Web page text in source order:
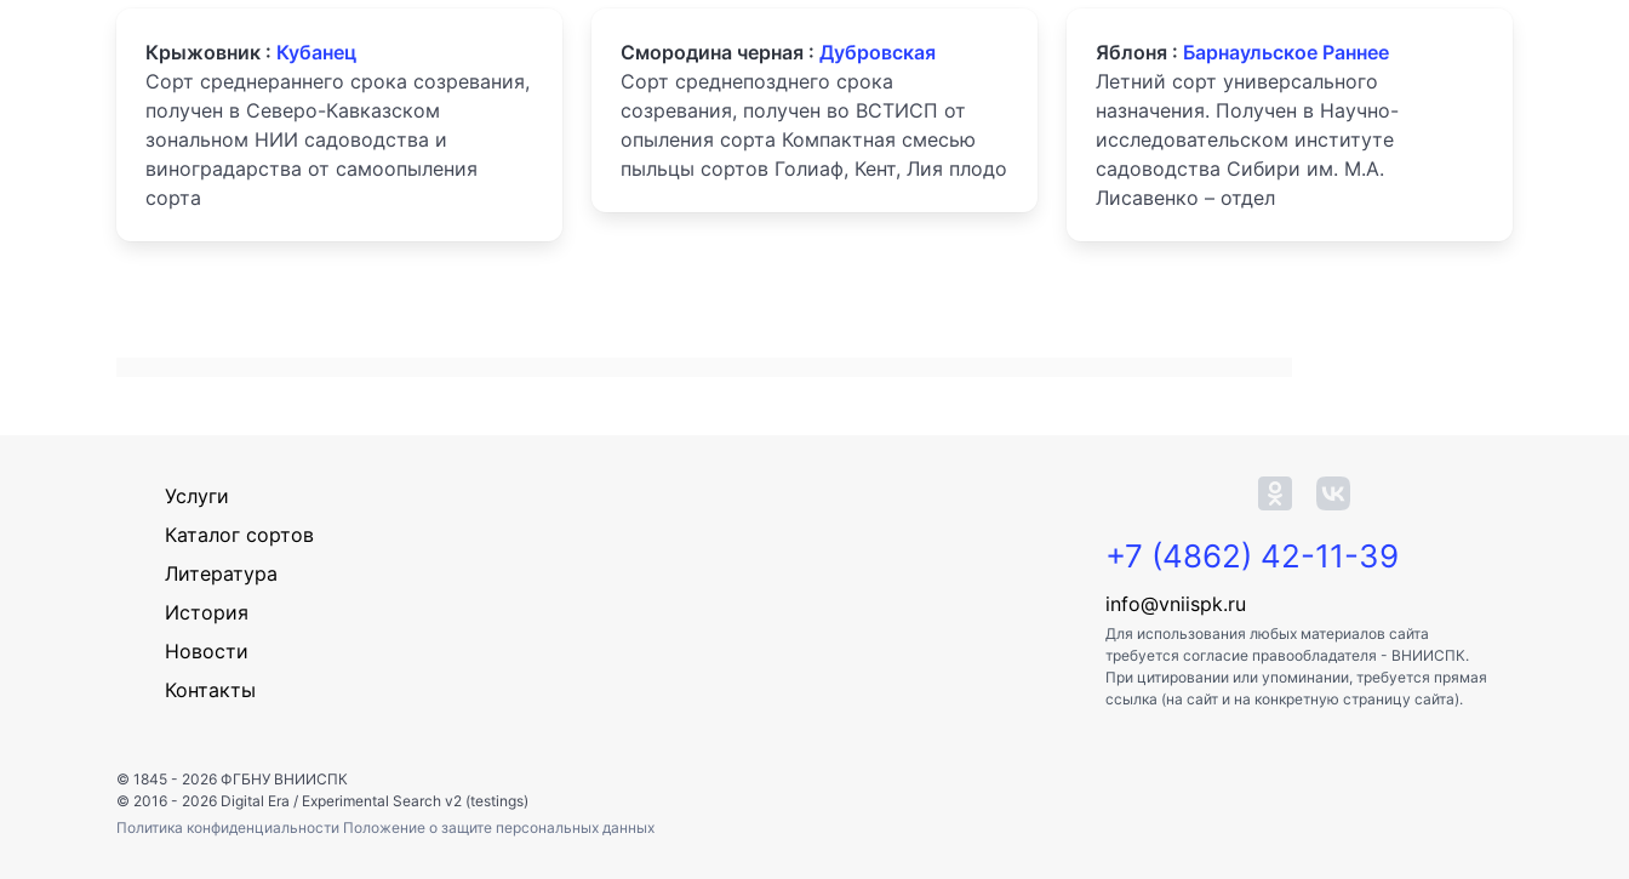
Крыжовник : Кубанец
Сорт среднераннего срока созревания,
получен в Северо-Кавказском
зональном НИИ садоводства и
виноградарства от самоопыления
сорта
Смородина черная : Дубровская
Сорт среднепозднего срока
созревания, получен во ВСТИСП от
опыления сорта Компактная смесью
пыльцы сортов Голиаф, Кент, Лия плодо
Яблоня : Барнаульское Раннее
Летний сорт универсального
назначения. Получен в Научно-
исследовательском институте
садоводства Сибири им. М.А.
Лисавенко – отдел
Услуги
Каталог сортов
Литература
История
Новости
Контакты
+7 (4862) 42-11-39
info@vniispk.ru
Для использования любых материалов сайта
требуется согласие правообладателя - ВНИИСПК.
При цитировании или упоминании, требуется прямая
ссылка (на сайт и на конкретную страницу сайта).
© 1845 - 2026 ФГБНУ ВНИИСПК
© 2016 - 2026 Digital Era / Experimental Search v2 (testings)
Политика конфиденциальности Положение о защите персональных данных